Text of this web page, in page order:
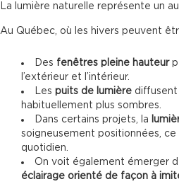
La lumière naturelle représente un
Au Québec, où les hivers peuvent
Des fenêtres pleine hauteur
l’extérieur et l’intérieur.
Les puits de lumière diffusent
habituellement plus sombres.
Dans certains projets, la
soigneusement positionnées,
quotidien.
On voit également émerger
éclairage orienté de façon à